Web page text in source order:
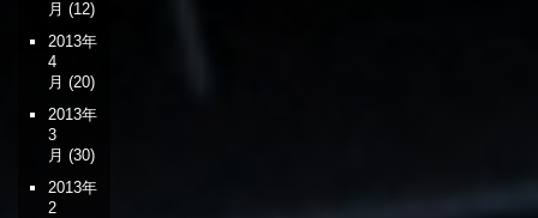
月 (12)
2013年
4
月 (20)
2013年
3
月 (30)
2013年
2